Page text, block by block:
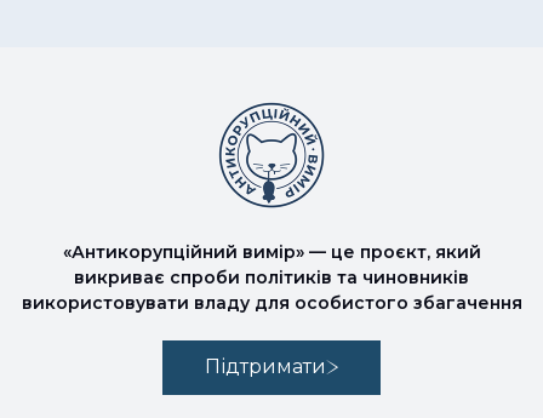
«Антикорупційний вимір» — це проєкт, який
викриває спроби політиків та чиновників
використовувати владу для особистого збагачення
Підтримати